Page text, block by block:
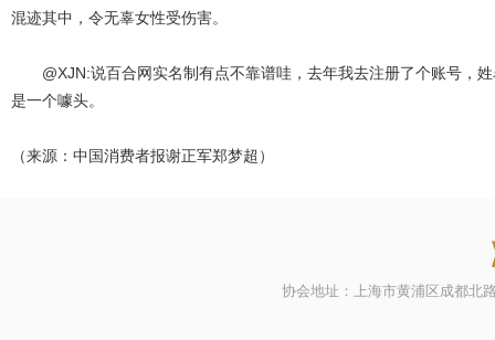
混迹其中，令无辜女性受伤害。
@XJN:说百合网实名制有点不靠谱哇，去年我去注册了个账号，
是一个噱头。
（来源：中国消费者报谢正军郑梦超）
协会地址：上海市黄浦区成都北